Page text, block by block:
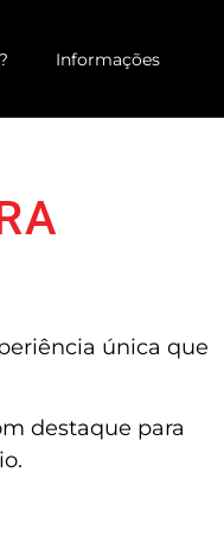
Informações
única que
destaque para